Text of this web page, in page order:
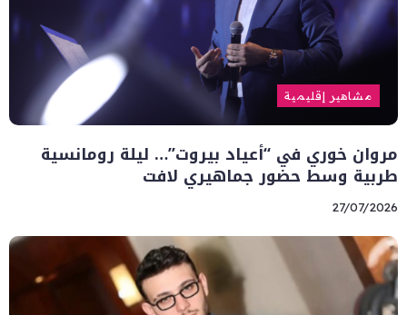
مشاهير إقليمية
مروان خوري في “أعياد بيروت”… ليلة رومانسية
طربية وسط حضور جماهيري لافت
27/07/2026